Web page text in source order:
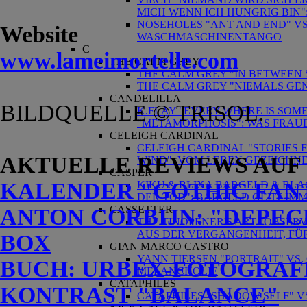
MICH WENN ICH HUNGRIG
NOSEHOLES "ANT AND END"
WASCHMASCHINENTANGO
C
THE CALM GREY
THE CALM GREY "IN BETWEEN
THE CALM GREY "NIEMALS
CANDELILLA
K.FLAY "EVERY WHERE IS
"METAMORPHOSIS": WAS
CELEIGH CARDINAL
CELEIGH CARDINAL "STORIES
WIND": VOM LEBEN
CASPER
KIKU & BLIXA BARGELD &
DER TOD": BARGELD GEHT
CASSETTER
THE TINOPENER'S ART
AUS DER VERGANGENHEIT,
GIAN MARCO CASTRO
YANN TIERSEN "PORTRAIT"
MELANCHOLIE
CATAPHILES
CATAPHILES "SHADOW SELF"
Website
www.lameimortelle.com
BILDQUELLE © TRISOL.
AKTUELLE REVIEWS AUF
KALENDER "GOTHIC
ANTON CORBIJN:
BOX
BUCH: URBEX-
KONTRAST "BALANCE"